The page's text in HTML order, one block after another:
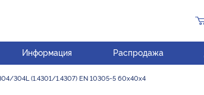
Информация Распродажа
304L (1.4301/1.4307) EN 10305-5 60х40х4